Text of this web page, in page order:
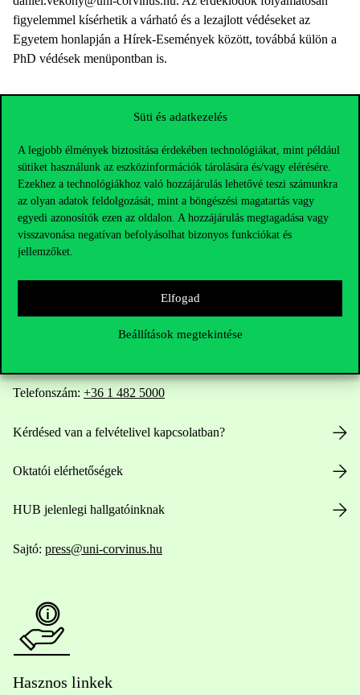
Süti és adatkezelés
A legjobb élmények biztosítása érdekében technológiákat, mint például
sütiket használunk az eszközinformációk tárolására és/vagy elérésére.
Ezekhez a technológiákhoz való hozzájárulás lehetővé teszi számunkra
az olyan adatok feldolgozását, mint a böngészési magatartás vagy
egyedi azonosítók ezen az oldalon. A hozzájárulás megtagadása vagy
visszavonása negatívan befolyásolhat bizonyos funkciókat és
jellemzőket.
Elfogad
Beállítások megtekintése
figyelemmel kísérhetik a várható és a lezajlott védéseket az
Egyetem honlapján a Hírek-Események között, továbbá külön a
PhD védések menüpontban is.
Telefonszám: +36 1 482 5000
Kérdésed van a felvételivel kapcsolatban?
Oktatói elérhetőségek
HUB jelenlegi hallgatóinknak
Sajtó: press@uni-corvinus.hu
Hasznos linkek